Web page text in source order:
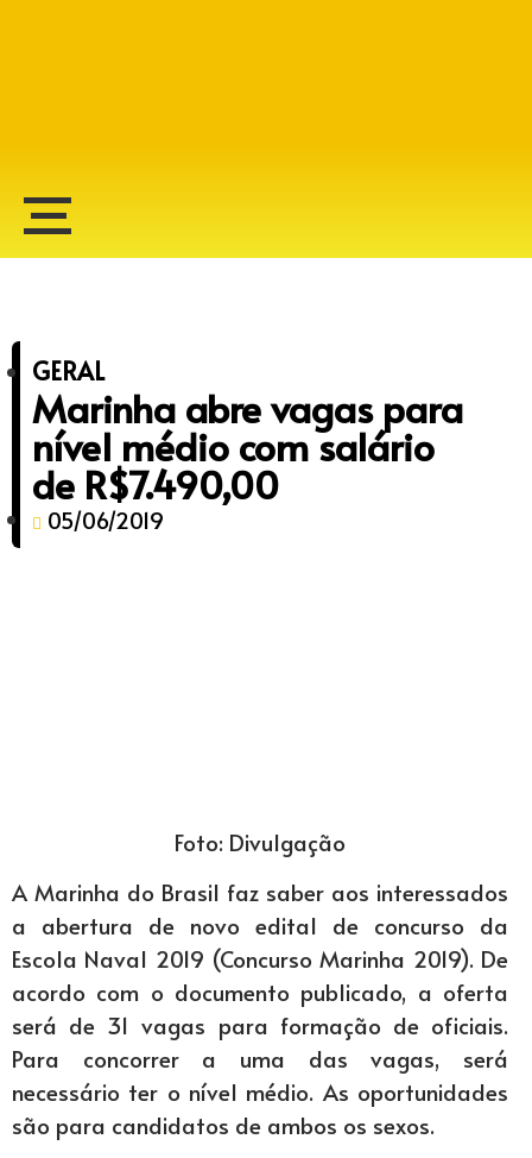
GERAL
Marinha abre vagas para
nível médio com salário
de R$7.490,00
05/06/2019
Foto: Divulgação
A Marinha do Brasil faz saber aos interessados
a abertura de novo edital de concurso da
Escola Naval 2019 (Concurso Marinha 2019). De
acordo com o documento publicado, a oferta
será de 31 vagas para formação de oficiais.
Para concorrer a uma das vagas, será
necessário ter o nível médio. As oportunidades
são para candidatos de ambos os sexos.